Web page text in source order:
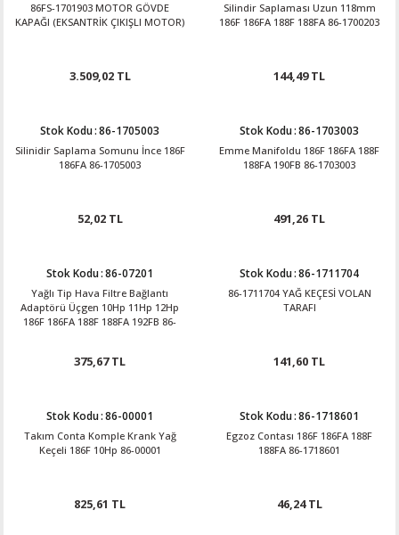
86FS-1701903 MOTOR GÖVDE
KAPAĞI (EKSANTRİK ÇIKIŞLI MOTOR)
3.509,02 TL
Silindir Saplaması Uzun 118mm
186F 186FA 188F 188FA 86-1700203
144,49 TL
Stok Kodu:86-1705003
Silinidir Saplama Somunu İnce 186F
186FA 86-1705003
52,02 TL
Stok Kodu:86-1703003
Emme Manifoldu 186F 186FA 188F
188FA 190FB 86-1703003
491,26 TL
Stok Kodu:86-07201
Yağlı Tip Hava Filtre Bağlantı
Adaptörü Üçgen 10Hp 11Hp 12Hp
186F 186FA 188F 188FA 192FB 86-
375,67 TL
Stok Kodu:86-1711704
86-1711704 YAĞ KEÇESİ VOLAN
TARAFI
141,60 TL
Stok Kodu:86-00001
Takım Conta Komple Krank Yağ
Keçeli 186F 10Hp 86-00001
825,61 TL
Stok Kodu:86-1718601
Egzoz Contası 186F 186FA 188F
188FA 86-1718601
46,24 TL